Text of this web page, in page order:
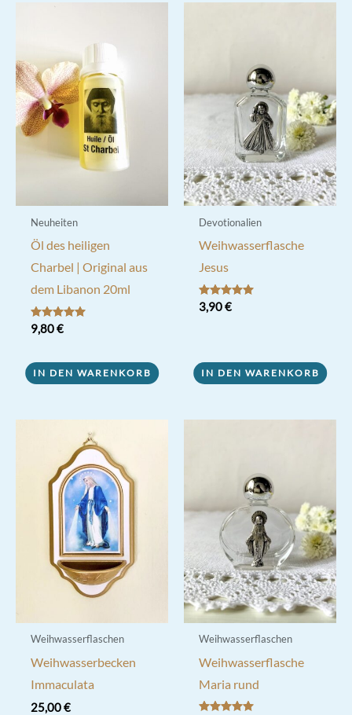
Neuheiten
Öl des heiligen
Charbel | Original aus
dem Libanon 20ml
Bewertet mit
5.00
9,80€
IN DEN WARENKORB
Devotionalien
Weihwasserflasche
Jesus
Bewertet mit
5.00
3,90€
IN DEN WARENKORB
Weihwasserflaschen
Weihwasserbecken
Immaculata
25,00€
Weihwasserflaschen
Weihwasserflasche
Maria rund